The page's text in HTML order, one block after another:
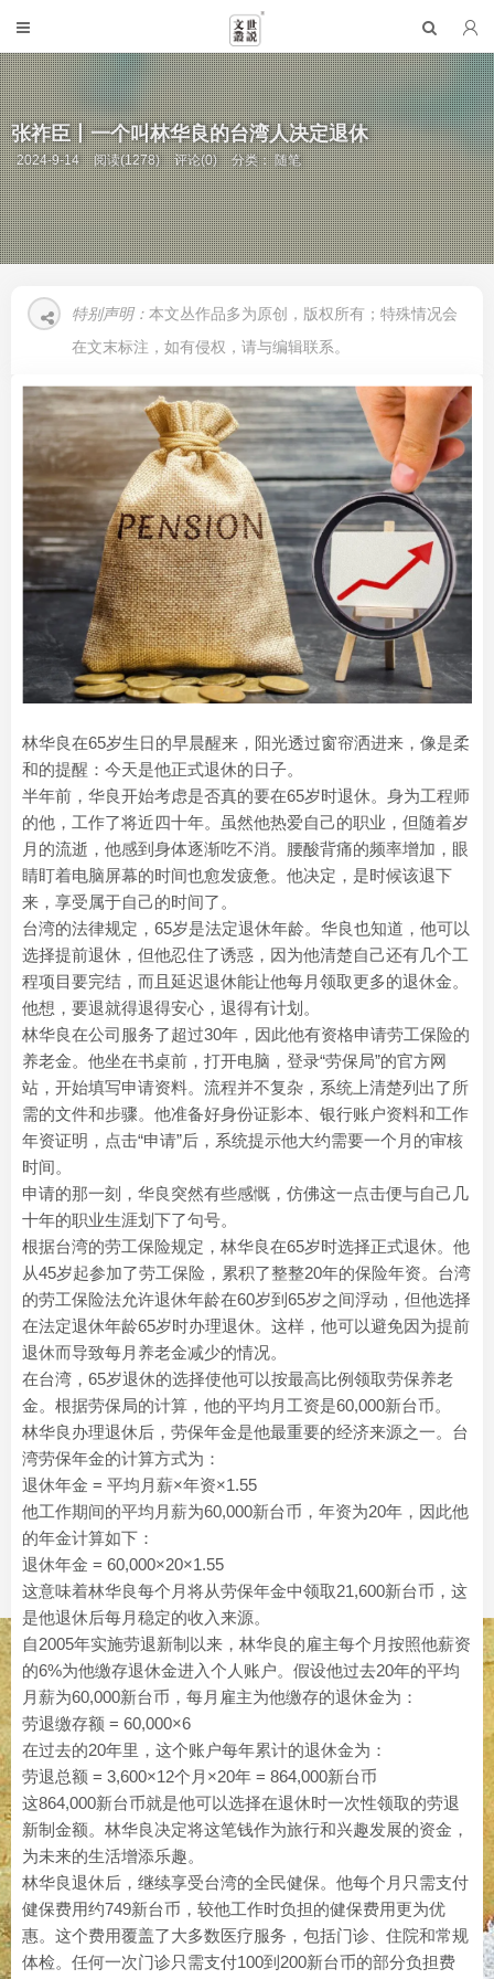
张祚臣丨一个叫林华良的台湾人决定退休
2024-9-14 阅读(1278) 评论(0) 分类：随笔
特别声明： 本文丛作品多为原创，版权所有；特殊情况会
在文末标注，如有侵权，请与编辑联系。
林华良在65岁生日的早晨醒来，阳光透过窗帘洒进来，像是柔
和的提醒：今天是他正式退休的日子。
半年前，华良开始考虑是否真的要在65岁时退休。身为工程师
的他，工作了将近四十年。虽然他热爱自己的职业，但随着岁
月的流逝，他感到身体逐渐吃不消。腰酸背痛的频率增加，眼
睛盯着电脑屏幕的时间也愈发疲惫。他决定，是时候该退下
来，享受属于自己的时间了。
台湾的法律规定，65岁是法定退休年龄。华良也知道，他可以
选择提前退休，但他忍住了诱惑，因为他清楚自己还有几个工
程项目要完结，而且延迟退休能让他每月领取更多的退休金。
他想，要退就得退得安心，退得有计划。
林华良在公司服务了超过30年，因此他有资格申请劳工保险的
养老金。他坐在书桌前，打开电脑，登录“劳保局”的官方网
站，开始填写申请资料。流程并不复杂，系统上清楚列出了所
需的文件和步骤。他准备好身份证影本、银行账户资料和工作
年资证明，点击“申请”后，系统提示他大约需要一个月的审核
时间。
申请的那一刻，华良突然有些感慨，仿佛这一点击便与自己几
十年的职业生涯划下了句号。
根据台湾的劳工保险规定，林华良在65岁时选择正式退休。他
从45岁起参加了劳工保险，累积了整整20年的保险年资。台湾
的劳工保险法允许退休年龄在60岁到65岁之间浮动，但他选择
在法定退休年龄65岁时办理退休。这样，他可以避免因为提前
退休而导致每月养老金减少的情况。
在台湾，65岁退休的选择使他可以按最高比例领取劳保养老
金。根据劳保局的计算，他的平均月工资是60,000新台币。
林华良办理退休后，劳保年金是他最重要的经济来源之一。台
湾劳保年金的计算方式为：
退休年金 = 平均月薪×年资×1.55
他工作期间的平均月薪为60,000新台币，年资为20年，因此他
的年金计算如下：
退休年金 = 60,000×20×1.55
这意味着林华良每个月将从劳保年金中领取21,600新台币，这
是他退休后每月稳定的收入来源。
自2005年实施劳退新制以来，林华良的雇主每个月按照他薪资
的6%为他缴存退休金进入个人账户。假设他过去20年的平均
月薪为60,000新台币，每月雇主为他缴存的退休金为：
劳退缴存额 = 60,000×6
在过去的20年里，这个账户每年累计的退休金为：
劳退总额 = 3,600×12个月×20年 = 864,000新台币
这864,000新台币就是他可以选择在退休时一次性领取的劳退
新制金额。林华良决定将这笔钱作为旅行和兴趣发展的资金，
为未来的生活增添乐趣。
林华良退休后，继续享受台湾的全民健保。他每个月只需支付
健保费用约749新台币，较他工作时负担的健保费用更为优
惠。这个费用覆盖了大多数医疗服务，包括门诊、住院和常规
体检。任何一次门诊只需支付100到200新台币的部分负担费